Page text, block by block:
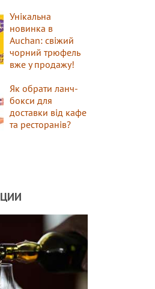
Унікальна
новинка в
Auchan: свіжий
чорний трюфель
вже у продажу!
Як обрати ланч-
бокси для
доставки від кафе
та ресторанів?